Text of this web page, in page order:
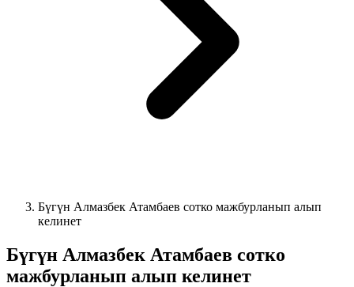
Бүгүн Алмазбек Атамбаев сотко мажбурланып алып
келинет
Бүгүн Алмазбек Атамбаев сотко
мажбурланып алып келинет